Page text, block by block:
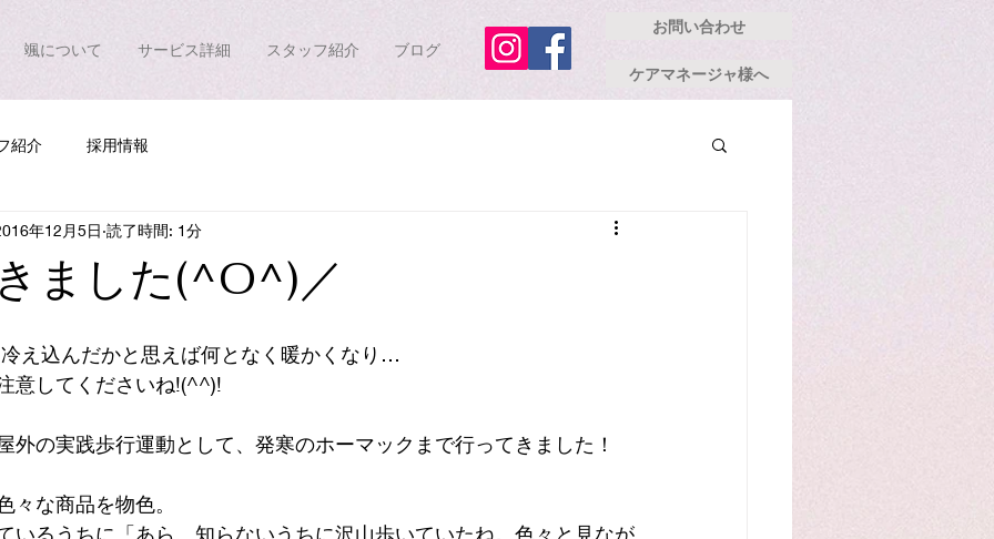
颯について サービス詳細 スタッフ紹介 ブログ
お問い合わせ
ケアマネージャ様へ
紹介 採用情報
ました(^O^)／
年12月5日 読了時間: 1分
え込んだかと思えば何となく暖かくなり…
意してくださいね!(^^)!
外の実践歩行運動として、発寒のホーマックまで行ってきました！
々な商品を物色。
いるうちに「あら、知らないうちに沢山歩いていたね。色々と見なが